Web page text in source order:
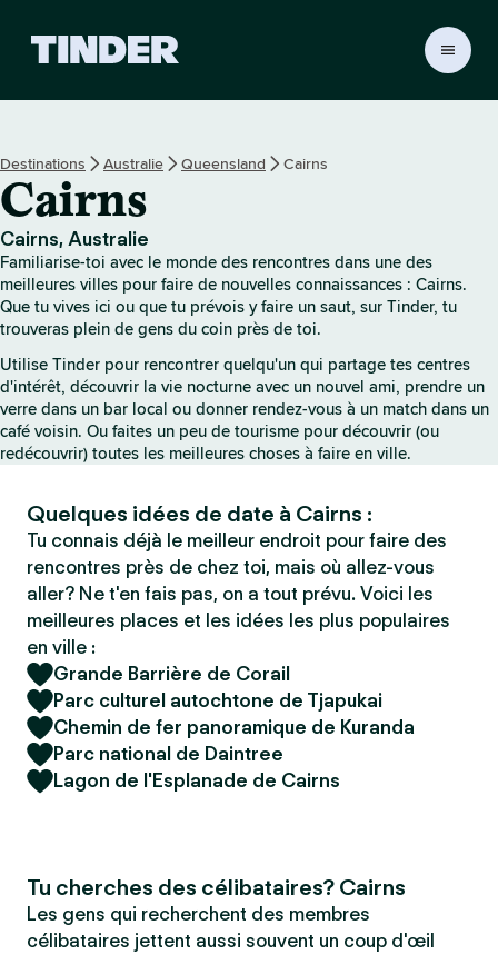
i
n
d
e
r
Destinations Australie Queensland Cairns
Cairns
Cairns, Australie
Familiarise-toi avec le monde des rencontres dans une des
meilleures villes pour faire de nouvelles connaissances : Cairns.
Que tu vives ici ou que tu prévois y faire un saut, sur Tinder, tu
trouveras plein de gens du coin près de toi.
Utilise Tinder pour rencontrer quelqu'un qui partage tes centres
d'intérêt, découvrir la vie nocturne avec un nouvel ami, prendre un
verre dans un bar local ou donner rendez-vous à un match dans un
café voisin. Ou faites un peu de tourisme pour découvrir (ou
redécouvrir) toutes les meilleures choses à faire en ville.
Quelques idées de date à Cairns :
Tu connais déjà le meilleur endroit pour faire des
rencontres près de chez toi, mais où allez-vous
aller? Ne t'en fais pas, on a tout prévu. Voici les
meilleures places et les idées les plus populaires
en ville :
Grande Barrière de Corail
Parc culturel autochtone de Tjapukai
Chemin de fer panoramique de Kuranda
Parc national de Daintree
Lagon de l'Esplanade de Cairns
Tu cherches des célibataires? Cairns
Les gens qui recherchent des membres
célibataires jettent aussi souvent un coup d'œil